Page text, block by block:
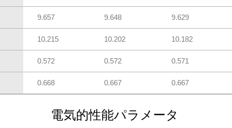
9.657 9.648 9.629
10.215 10.202 10.182
0.572 0.572 0.571
0.668 0.667 0.667
電気的性能パラメータ